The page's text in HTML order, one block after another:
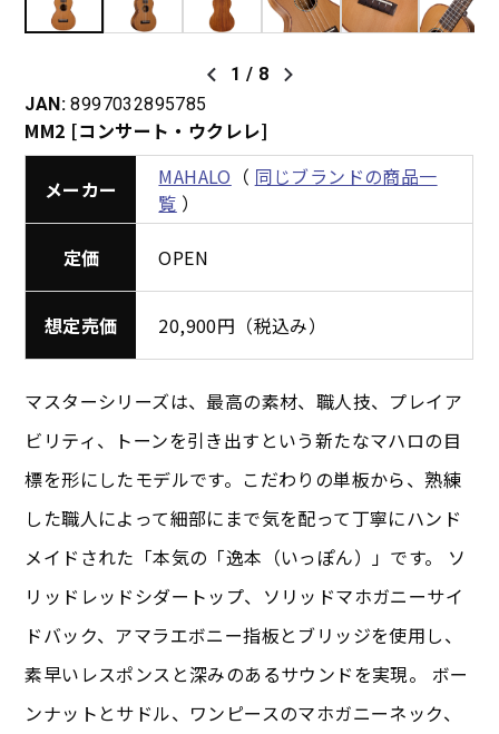
1 / 8
JAN: 8997032895785
MM2 [コンサート・ウクレレ]
メーカー MAHALO （ 同じブランドの商品一
覧 ）
定価 OPEN
想定売価 20,900円（税込み）
マスターシリーズは、最高の素材、職人技、プレイア
ビリティ、トーンを引き出すという新たなマハロの目
標を形にしたモデルです。こだわりの単板から、熟練
した職人によって細部にまで気を配って丁寧にハンド
メイドされた「本気の「逸本（いっぽん）」です。 ソ
リッドレッドシダートップ、ソリッドマホガニーサイ
ドバック、アマラエボニー指板とブリッジを使用し、
素早いレスポンスと深みのあるサウンドを実現。 ボー
ンナットとサドル、ワンピースのマホガニーネック、